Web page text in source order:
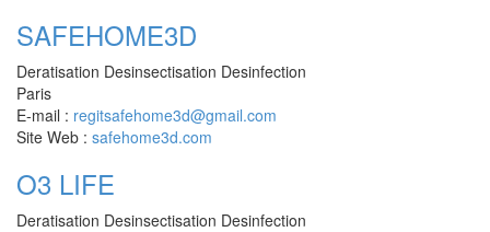
SAFEHOME3D
Deratisation Desinsectisation Desinfection
Paris
E-mail : regitsafehome3d@gmail.com
Site Web : safehome3d.com
O3 LIFE
Deratisation Desinsectisation Desinfection